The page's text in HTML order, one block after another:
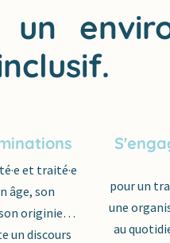
·e et traité·e
âge, son
originie…
un discours
pour un
une
au